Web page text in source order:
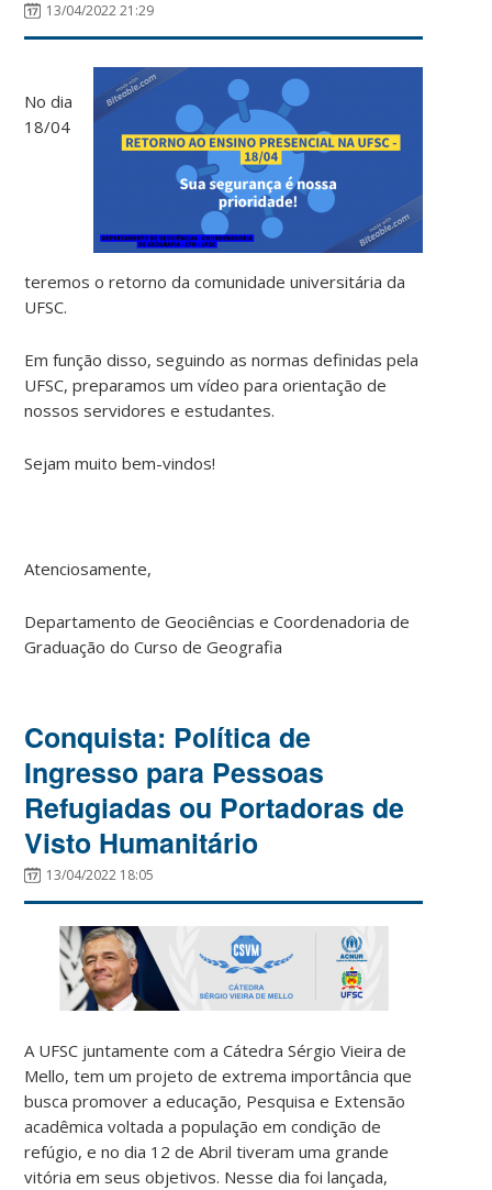
13/04/2022 21:29
No dia
18/04
teremos o retorno da comunidade universitária da
UFSC.
Em função disso, seguindo as normas definidas pela
UFSC, preparamos um vídeo para orientação de
nossos servidores e estudantes.
Sejam muito bem-vindos!
Atenciosamente,
Departamento de Geociências e Coordenadoria de
Graduação do Curso de Geografia
Conquista: Política de
Ingresso para Pessoas
Refugiadas ou Portadoras de
Visto Humanitário
13/04/2022 18:05
A UFSC juntamente com a Cátedra Sérgio Vieira de
Mello, tem um projeto de extrema importância que
busca promover a educação, Pesquisa e Extensão
acadêmica voltada a população em condição de
refúgio, e no dia 12 de Abril tiveram uma grande
vitória em seus objetivos. Nesse dia foi lançada,